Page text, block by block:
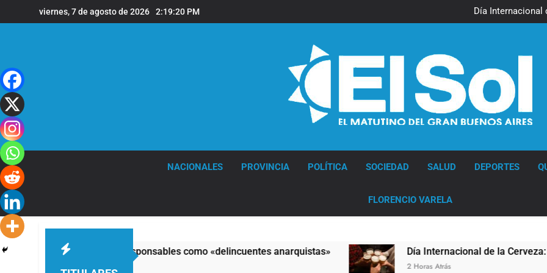
al
viernes, 7 de agosto de 2026 2:19:21 PM
Día Internacional
El frío polar se instala
Día
El frío polar se instala
El Senado aprobó la ley
NACIONALES PROVINCIA POLÍTICA SOCIEDAD SALUD DEPORTES
FLORENCIO VARELA
y calificó a los responsables como «delincuentes anarquistas» Día Internacional de la Cerveza: los
2 Horas Atrás